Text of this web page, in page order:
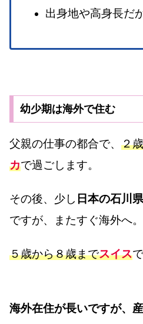
出身地や高身長だ
幼少期は海外で住む
父親の仕事の都合で、 ２
カで過ごします。
その後、少し 日本の石川
ですが、またすぐ海外へ。
５歳から８歳までスイス
海外在住が長いですが、